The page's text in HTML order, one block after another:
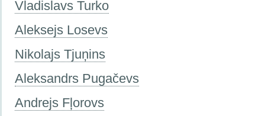
Vladislavs Turko
Aleksejs Losevs
Nikolajs Tjuņins
Aleksandrs Pugačevs
Andrejs Fļorovs